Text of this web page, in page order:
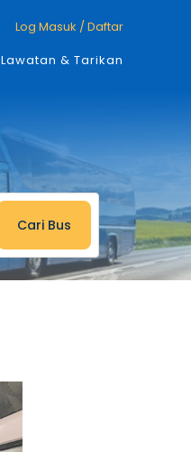
Log Masuk / Daftar
Lawatan & Tarikan